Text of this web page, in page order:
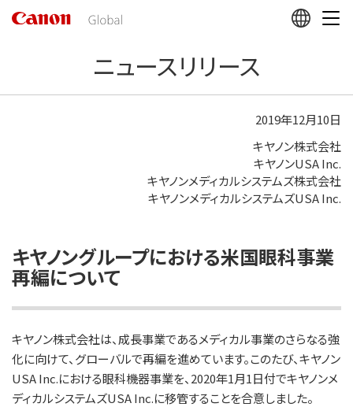
の
ニュースリリース
2019年12月10日
キヤノン株式会社
キヤノンUSA Inc.
キヤノンメディカルシステムズ株式会社
キヤノンメディカルシステムズUSA Inc.
キヤノングループにおける米国眼科事業
再編について
キヤノン株式会社は、成長事業であるメディカル事業のさらなる強
化に向けて、グローバルで再編を進めています。このたび、キヤノン
USA Inc.における眼科機器事業を、2020年1月1日付でキヤノンメ
ディカルシステムズUSA Inc.に移管することを合意しました。